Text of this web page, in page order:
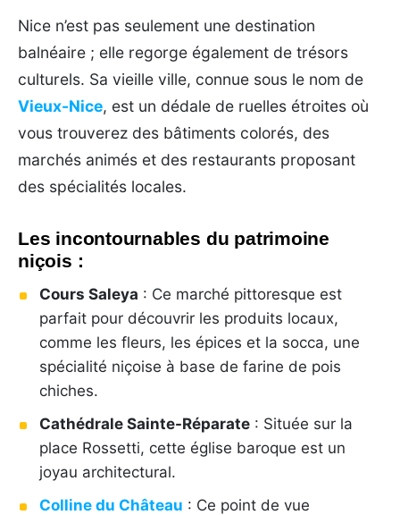
Nice n’est pas seulement une destination
balnéaire ; elle regorge également de trésors
culturels. Sa vieille ville, connue sous le nom de
Vieux-Nice, est un dédale de ruelles étroites où
vous trouverez des bâtiments colorés, des
marchés animés et des restaurants proposant
des spécialités locales.
Les incontournables du patrimoine
niçois :
Cours Saleya : Ce marché pittoresque est
parfait pour découvrir les produits locaux,
comme les fleurs, les épices et la socca, une
spécialité niçoise à base de farine de pois
chiches.
Cathédrale Sainte-Réparate : Située sur la
place Rossetti, cette église baroque est un
joyau architectural.
Colline du Château : Ce point de vue